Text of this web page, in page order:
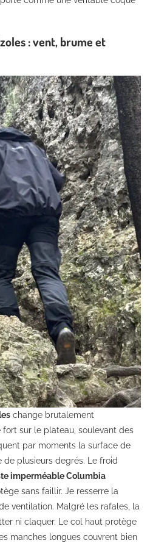
: vent, brume et
change brutalement
fort sur le plateau, soulevant des
par moments la surface de
de plusieurs degrés. Le froid
imperméable Columbia
sans faillir. Je resserre la
ventilation. Malgré les rafales, la
ni claquer. Le col haut protège
manches longues couvrent bien